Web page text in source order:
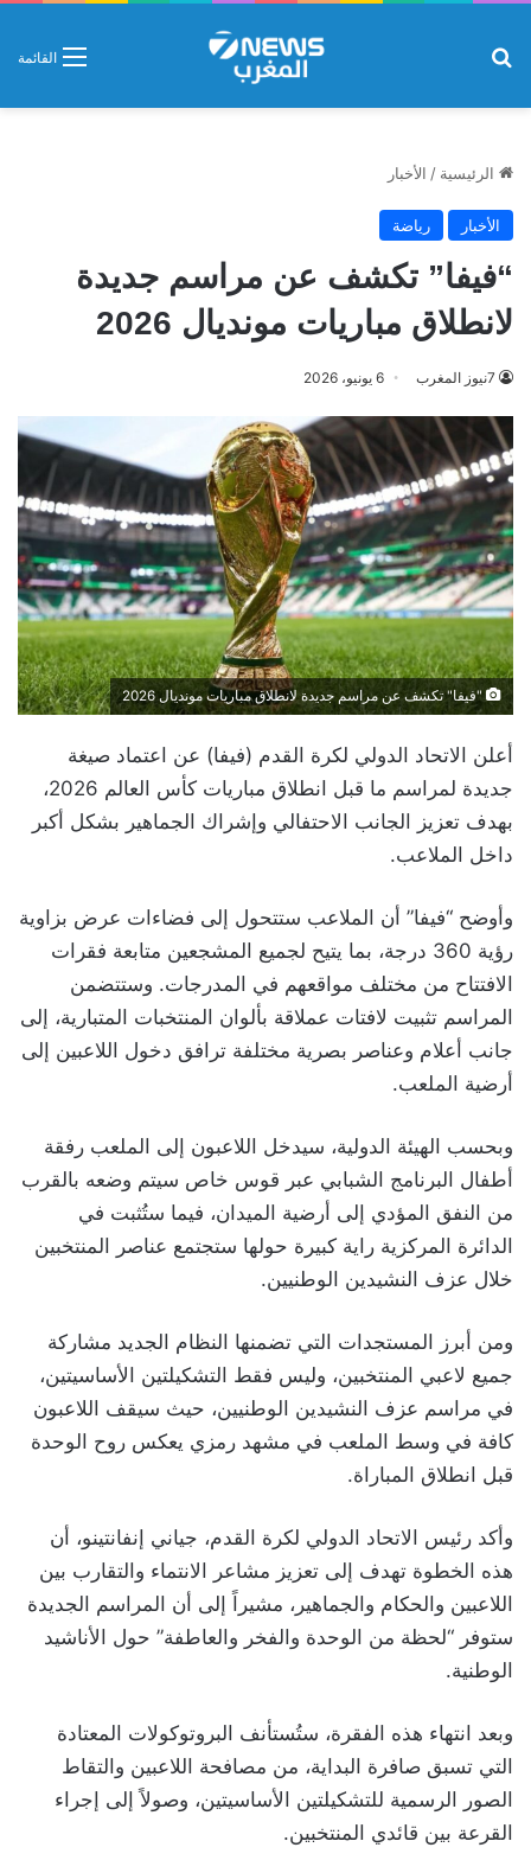
القائمة
الرئيسية / الأخبار
الأخبار رياضة
“فيفا” تكشف عن مراسم جديدة
لانطلاق مباريات مونديال 2026
7نيوز المغرب 6 يونيو، 2026
"فيفا" تكشف عن مراسم جديدة لانطلاق مباريات مونديال 2026
أعلن الاتحاد الدولي لكرة القدم (فيفا) عن اعتماد صيغة
جديدة لمراسم ما قبل انطلاق مباريات كأس العالم 2026،
بهدف تعزيز الجانب الاحتفالي وإشراك الجماهير بشكل أكبر
داخل الملاعب.
وأوضح “فيفا” أن الملاعب ستتحول إلى فضاءات عرض بزاوية
رؤية 360 درجة، بما يتيح لجميع المشجعين متابعة فقرات
الافتتاح من مختلف مواقعهم في المدرجات. وستتضمن
المراسم تثبيت لافتات عملاقة بألوان المنتخبات المتبارية، إلى
جانب أعلام وعناصر بصرية مختلفة ترافق دخول اللاعبين إلى
أرضية الملعب.
وبحسب الهيئة الدولية، سيدخل اللاعبون إلى الملعب رفقة
أطفال البرنامج الشبابي عبر قوس خاص سيتم وضعه بالقرب
من النفق المؤدي إلى أرضية الميدان، فيما ستُثبت في
الدائرة المركزية راية كبيرة حولها ستجتمع عناصر المنتخبين
خلال عزف النشيدين الوطنيين.
ومن أبرز المستجدات التي تضمنها النظام الجديد مشاركة
جميع لاعبي المنتخبين، وليس فقط التشكيلتين الأساسيتين،
في مراسم عزف النشيدين الوطنيين، حيث سيقف اللاعبون
كافة في وسط الملعب في مشهد رمزي يعكس روح الوحدة
قبل انطلاق المباراة.
وأكد رئيس الاتحاد الدولي لكرة القدم، جياني إنفانتينو، أن
هذه الخطوة تهدف إلى تعزيز مشاعر الانتماء والتقارب بين
اللاعبين والحكام والجماهير، مشيراً إلى أن المراسم الجديدة
ستوفر “لحظة من الوحدة والفخر والعاطفة” حول الأناشيد
الوطنية.
وبعد انتهاء هذه الفقرة، ستُستأنف البروتوكولات المعتادة
التي تسبق صافرة البداية، من مصافحة اللاعبين والتقاط
الصور الرسمية للتشكيلتين الأساسيتين، وصولاً إلى إجراء
القرعة بين قائدي المنتخبين.